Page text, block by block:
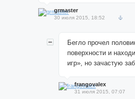
grmaster
30 июля 2015, 18:52
Бегло прочел
поверхности и
игр», но зачастую
frangovalex
31 июля 2015, 07:07